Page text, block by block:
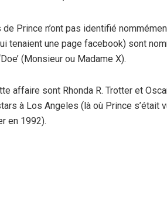
de Prince n’ont pas identifié
tenaient une page facebook) sont
(Monsieur ou Madame X).
affaire sont Rhonda R. Trotter et
à Los Angeles (là où Prince s’était
en 1992).